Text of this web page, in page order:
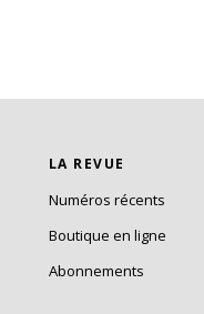
LA REVUE
Numéros récents
Boutique en ligne
Abonnements